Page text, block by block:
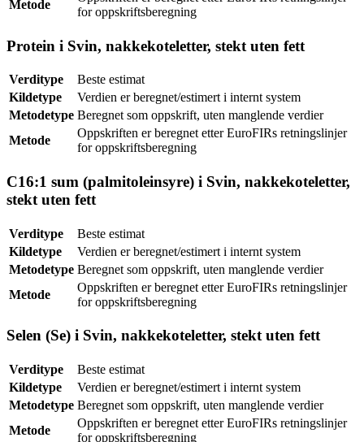
Metode
for oppskriftsberegning
Protein i Svin, nakkekoteletter, stekt uten fett
Verditype
Beste estimat
Kildetype
Verdien er beregnet/estimert i internt system
Metodetype Beregnet som oppskrift, uten manglende verdier
Metode
Oppskriften er beregnet etter EuroFIRs retningslinjer
for oppskriftsberegning
C16:1 sum (palmitoleinsyre) i Svin, nakkekoteletter,
stekt uten fett
Verditype
Beste estimat
Kildetype
Verdien er beregnet/estimert i internt system
Metodetype Beregnet som oppskrift, uten manglende verdier
Metode
Oppskriften er beregnet etter EuroFIRs retningslinjer
for oppskriftsberegning
Selen (Se) i Svin, nakkekoteletter, stekt uten fett
Verditype
Beste estimat
Kildetype
Verdien er beregnet/estimert i internt system
Metodetype Beregnet som oppskrift, uten manglende verdier
Metode
Oppskriften er beregnet etter EuroFIRs retningslinjer
for oppskriftsberegning